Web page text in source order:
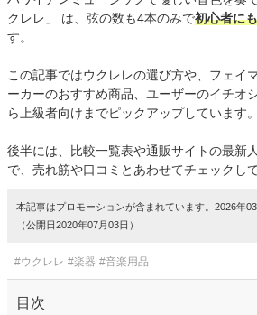
クレレ」 は、弦の数も4本のみで初心者に
す。
この記事ではウクレレの選び方や、フェイ
ーカーのおすすめ商品、ユーザーのイチオ
ら上級者向けまでピックアップしています。
後半には、比較一覧表や通販サイトの最新
で、売れ筋や口コミとあわせてチェックし
本記事はプロモーションが含まれています。2026年
（公開日2020年07月03日）
#ウクレレ #楽器 #音楽用品
目次